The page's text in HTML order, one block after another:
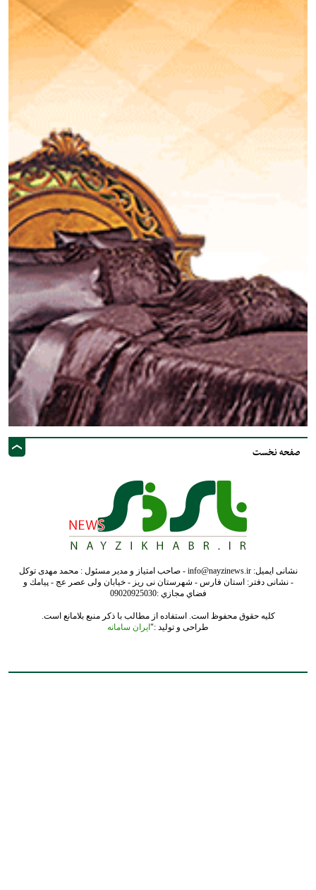
صفحه نخست
نشانی ایمیل: info@nayzinews.ir - صاحب امتیاز و مدیر مسئول : محمد مهدی توکل
- نشانی دفتر: استان فارس - شهرستان نی ریز - خیابان ولی عصر عج - پيامك و
فضاي مجازي :09020925030
کلیه حقوق محفوظ است. استفاده از مطالب با ذکر منبع بلامانع است.
طراحی و تولید :" ایران سامانه